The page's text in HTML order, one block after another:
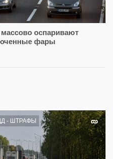
оспаривают
фары
- ШТРАФЫ